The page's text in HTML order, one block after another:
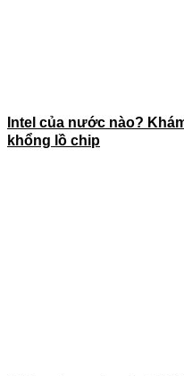
Intel của nước nào?
khổng lồ chip